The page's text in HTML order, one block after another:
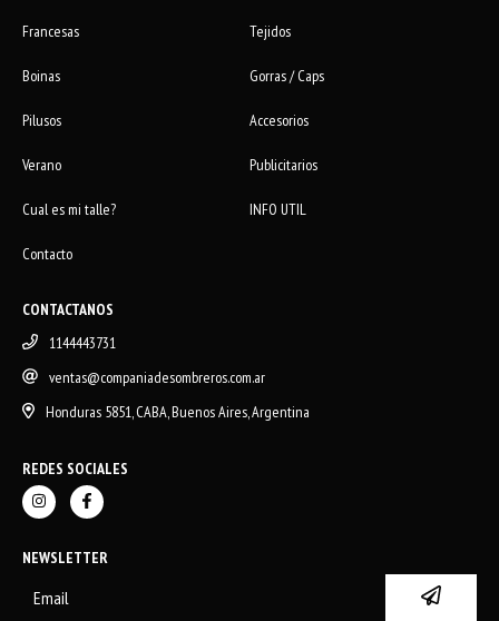
Francesas Tejidos
Boinas Gorras / Caps
Pilusos Accesorios
Verano Publicitarios
Cual es mi talle? INFO UTIL
Contacto
CONTACTANOS
1144443731
ventas@companiadesombreros.com.ar
Honduras 5851, CABA, Buenos Aires, Argentina
REDES SOCIALES
NEWSLETTER